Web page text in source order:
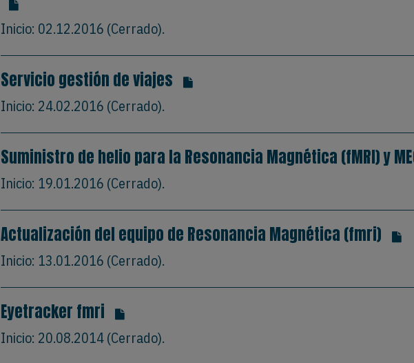
Inicio: 02.12.2016 (Cerrado).
Servicio gestión de viajes
Inicio: 24.02.2016 (Cerrado).
Suministro de helio para la Resonancia Magnética (fMRI) y
Inicio: 19.01.2016 (Cerrado).
Actualización del equipo de Resonancia Magnética (fmri)
Inicio: 13.01.2016 (Cerrado).
Eyetracker fmri
Inicio: 20.08.2014(Cerrado).